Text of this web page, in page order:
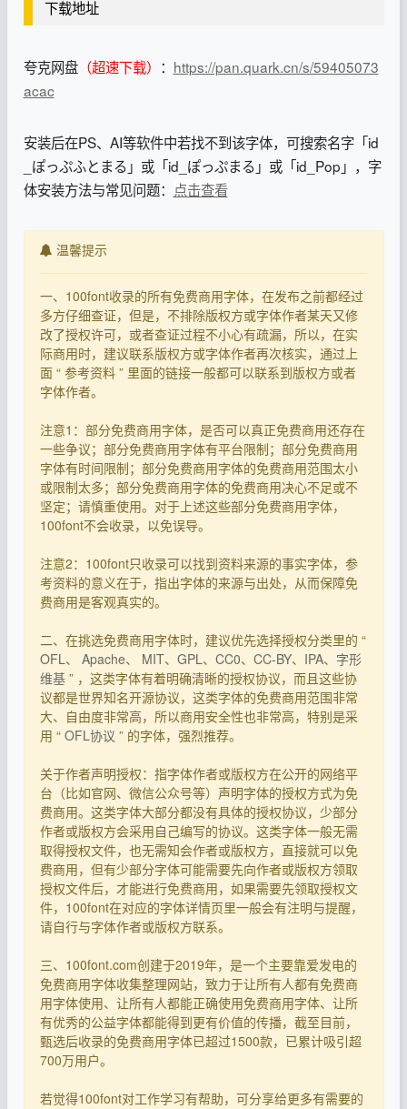
下载地址
夸克网盘（超速下载） ： https://pan.quark.cn/s/59405073
acac
安装后在PS、AI等软件中若找不到该字体，可搜索名字「id
_ぽっぷふとまる」或「id_ぽっぷまる」或「id_Pop」，字
体安装方法与常见问题： 点击查看
温馨提示
一、100font收录的所有免费商用字体，在发布之前都经过
多方仔细查证，但是，不排除版权方或字体作者某天又修
改了授权许可，或者查证过程不小心有疏漏，所以，在实
际商用时，建议联系版权方或字体作者再次核实，通过上
面 “ 参考资料 ” 里面的链接一般都可以联系到版权方或者
字体作者。
注意1：部分免费商用字体，是否可以真正免费商用还存在
一些争议；部分免费商用字体有平台限制；部分免费商用
字体有时间限制；部分免费商用字体的免费商用范围太小
或限制太多；部分免费商用字体的免费商用决心不足或不
坚定；请慎重使用。对于上述这些部分免费商用字体，
100font不会收录，以免误导。
注意2：100font只收录可以找到资料来源的事实字体，参
考资料的意义在于，指出字体的来源与出处，从而保障免
费商用是客观真实的。
二、在挑选免费商用字体时，建议优先选择授权分类里的 “
OFL、 Apache、 MIT、 GPL、 CC0、 CC-BY、 IPA、 字形
维基 ” ，这类字体有着明确清晰的授权协议，而且这些协
议都是世界知名开源协议，这类字体的免费商用范围非常
大、自由度非常高，所以商用安全性也非常高，特别是采
用 “ OFL协议 ” 的字体，强烈推荐。
关于作者声明授权：指字体作者或版权方在公开的网络平
台（比如官网、微信公众号等）声明字体的授权方式为免
费商用。这类字体大部分都没有具体的授权协议，少部分
作者或版权方会采用自己编写的协议。这类字体一般无需
取得授权文件，也无需知会作者或版权方，直接就可以免
费商用，但有少部分字体可能需要先向作者或版权方领取
授权文件后，才能进行免费商用，如果需要先领取授权文
件，100font在对应的字体详情页里一般会有注明与提醒，
请自行与字体作者或版权方联系。
三、100font.com创建于2019年，是一个主要靠爱发电的
免费商用字体收集整理网站，致力于让所有人都有免费商
用字体使用、让所有人都能正确使用免费商用字体、让所
有优秀的公益字体都能得到更有价值的传播，截至目前，
甄选后收录的免费商用字体已超过1500款，已累计吸引超
700万用户。
若觉得100font对工作学习有帮助，可分享给更多有需要的